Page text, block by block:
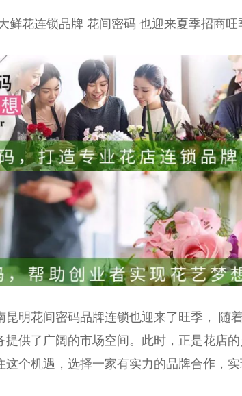
鲜花连锁品牌 花间密码 也迎来夏季招商旺
昆明花间密码品牌连锁也迎来了旺季， 随
供了广阔的市场空间。此时，正是花店
个机遇，选择一家有实力的品牌合作，实